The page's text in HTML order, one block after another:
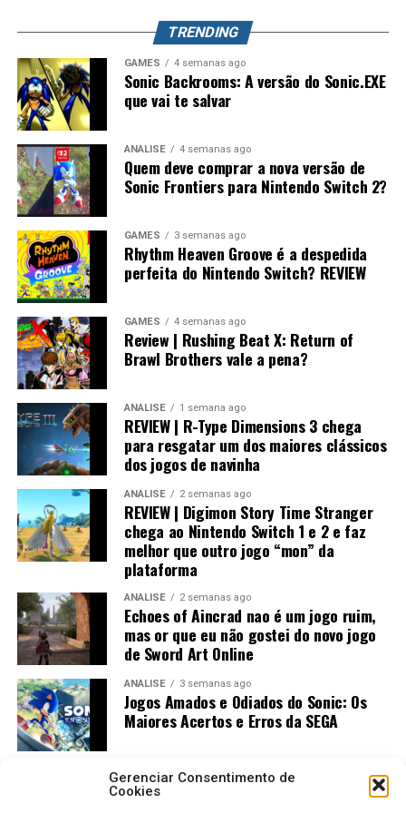
Gerenciar Consentimento de
Cookies
mundo. Splatoon Raiders pode até parecer um spin-off,
mas também pode representar o primeiro passo para a
maior evolução que a série já teve.
TRENDING
GAMES 4 semanas ago
Sonic Backrooms: A versão do Sonic.EXE
que vai te salvar
ANÁLISE 4 semanas ago
Quem deve comprar a nova versão de
Sonic Frontiers para Nintendo Switch 2?
GAMES 3 semanas ago
Rhythm Heaven Groove é a despedida
perfeita do Nintendo Switch? REVIEW
GAMES 4 semanas ago
Review | Rushing Beat X: Return of
Brawl Brothers vale a pena?
ANÁLISE 1 semana ago
REVIEW | R-Type Dimensions 3 chega
para resgatar um dos maiores clássicos
dos jogos de navinha
ANÁLISE 2 semanas ago
REVIEW | Digimon Story Time Stranger
chega ao Nintendo Switch 1 e 2 e faz
melhor que outro jogo “mon” da
plataforma
ANÁLISE 2 semanas ago
Echoes of Aincrad nao é um jogo ruim,
mas or que eu não gostei do novo jogo
de Sword Art Online
ANÁLISE 3 semanas ago
Jogos Amados e Odiados do Sonic: Os
Maiores Acertos e Erros da SEGA